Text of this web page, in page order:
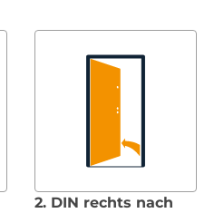
2. DIN rechts nach